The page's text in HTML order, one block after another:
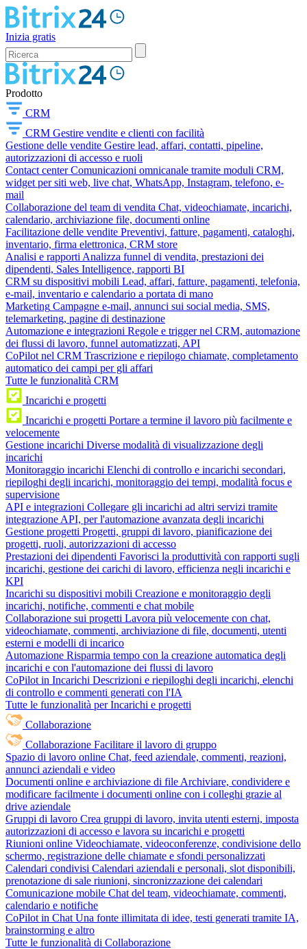
Inizia gratis
Prodotto
CRM
CRM Gestire vendite e clienti con facilità
Gestione delle vendite Gestire lead, affari, contatti, pipeline,
autorizzazioni di accesso e ruoli
Contact center Comunicazioni omnicanale tramite moduli CRM,
widget per siti web, live chat, WhatsApp, Instagram, telefono, e-
mail
Collaborazione del team di vendita Chat, videochiamate, incarichi,
calendario, archiviazione file, documenti online
Facilitazione delle vendite Preventivi, fatture, pagamenti, cataloghi,
inventario, firma elettronica, CRM store
Analisi e rapporti Analizza funnel di vendita, prestazioni dei
dipendenti, Sales Intelligence, rapporti BI
CRM su dispositivi mobili Lead, affari, fatture, pagamenti, telefonia,
e-mail, inventario e calendario a portata di mano
Marketing Campagne e-mail, annunci sui social media, SMS,
telemarketing, pagine di destinazione
Automazione e integrazioni Regole e trigger nel CRM, automazione
dei flussi di lavoro, funnel automatizzati, API
CoPilot nel CRM Trascrizione e riepilogo chiamate, completamento
automatico dei campi per gli affari
Tutte le funzionalità CRM
Incarichi e progetti
Incarichi e progetti Portare a termine il lavoro più facilmente e
velocemente
Gestione incarichi Diverse modalità di visualizzazione degli
incarichi
Monitoraggio incarichi Elenchi di controllo e incarichi secondari,
riepiloghi degli incarichi, monitoraggio dei tempi, modalità focus e
supervisione
API e integrazioni Collegare gli incarichi ad altri servizi tramite
integrazione API, per l'automazione avanzata degli incarichi
Gestione progetti Progetti, gruppi di lavoro, pianificazione dei
progetti, ruoli, autorizzazioni di accesso
Prestazioni dei dipendenti Favorisci la produttività con rapporti sugli
incarichi, gestione dei carichi di lavoro, efficienza negli incarichi e
KPI
Incarichi su dispositivi mobili Creazione e monitoraggio degli
incarichi, notifiche, commenti e chat mobile
Collaborazione sui progetti Lavora più velocemente con chat,
videochiamate, commenti, archiviazione di file, documenti, utenti
esterni e modelli di incarico
Automazione Risparmia tempo con la creazione automatica degli
incarichi e con l'automazione dei flussi di lavoro
CoPilot in Incarichi Descrizioni e riepiloghi degli incarichi, elenchi
di controllo e commenti generati con l'IA
Tutte le funzionalità per Incarichi e progetti
Collaborazione
Collaborazione Facilitare il lavoro di gruppo
Spazio di lavoro online Chat, feed aziendale, commenti, reazioni,
annunci aziendali e video
Documenti online e archiviazione di file Archiviare, condividere e
modificare facilmente i documenti online con i colleghi grazie al
drive aziendale
Gruppi di lavoro Crea gruppi di lavoro, invita utenti esterni, imposta
autorizzazioni di accesso e lavora su incarichi e progetti
Riunioni online Videochiamate, videoconferenze, condivisione dello
schermo, registrazione delle chiamate e sfondi personalizzati
Calendari condivisi Calendari aziendali e personali, slot disponibili,
prenotazione di sale riunioni, sincronizzazione dei calendari
Comunicazione mobile Chat del team, videochiamate, commenti,
calendario e notifiche
CoPilot in Chat Una fonte illimitata di idee, testi generati tramite IA,
brainstorming e altro
Tutte le funzionalità di Collaborazione